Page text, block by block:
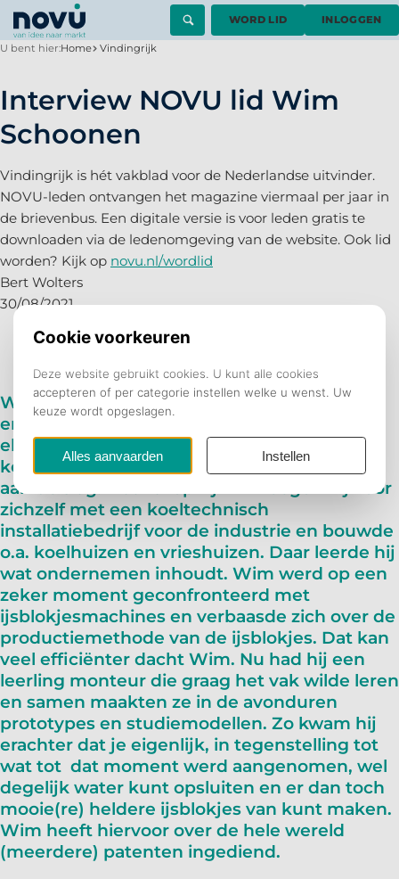
WORD LID INLOGGEN
U bent hier:Home Vindingrijk
Interview NOVU lid Wim
Schoonen
Vindingrijk is hét vakblad voor de Nederlandse uitvinder.
NOVU-leden ontvangen het magazine viermaal per jaar in
de brievenbus. Een digitale versie is voor leden gratis te
downloaden via de ledenomgeving van de website. Ook lid
worden? Kijk op novu.nl/wordlid
Bert Wolters
30/08/2021
Wim Schoonen is ondernemer en uitvinder
en ook in die volgorde. Na zijn opleiding in
elektronica, industriële automatisering en
koudetechniek ging hij in de vleesindustrie
aan de slag. Maar al op zijn 24
begon hij voor
zichzelf met een koeltechnisch
installatiebedrijf voor de industrie en bouwde
o.a. koelhuizen en vrieshuizen. Daar leerde hij
wat ondernemen inhoudt. Wim werd op een
zeker moment geconfronteerd met
ijsblokjesmachines en verbaasde zich over de
productiemethode van de ijsblokjes. Dat kan
veel efficiënter dacht Wim. Nu had hij een
leerling monteur die graag het vak wilde leren
en samen maakten ze in de avonduren
prototypes en studiemodellen. Zo kwam hij
erachter dat je eigenlijk, in tegenstelling tot
wat tot dat moment werd aangenomen, wel
degelijk water kunt opsluiten en er dan toch
mooie(re) heldere ijsblokjes van kunt maken.
Wim heeft hiervoor over de hele wereld
(meerdere) patenten ingediend.